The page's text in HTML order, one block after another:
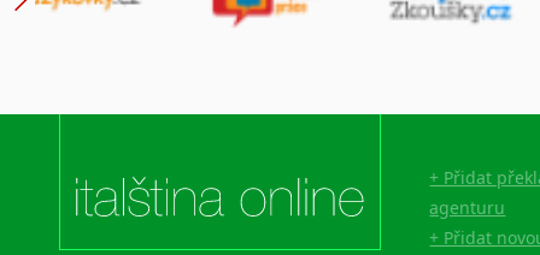
+ Přidat
agenturu
+ Přidat